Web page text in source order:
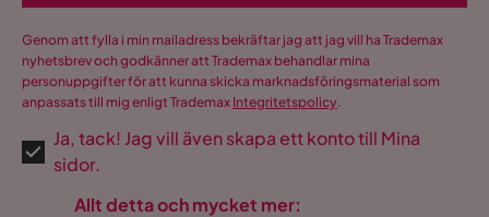
Genom att fylla i min mailadress bekräftar jag att jag vill ha Trademax
nyhetsbrev och godkänner att Trademax behandlar mina
personuppgifter för att kunna skicka marknadsföringsmaterial som
anpassats till mig enligt Trademax Integritetspolicy.
Ja, tack! Jag vill även skapa ett konto till Mina
sidor.
Allt detta och mycket mer: